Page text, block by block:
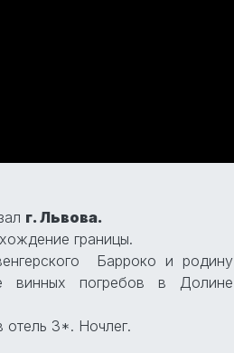
г. Львова.
границы.
Барроко и родину
винных погребов в Долине
отель 3*. Ночлег.